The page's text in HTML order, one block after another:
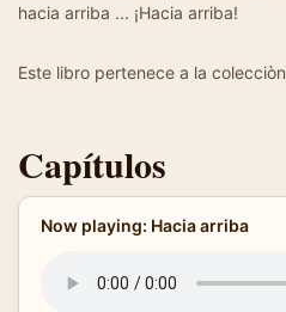
hacia arriba ... ¡Hacia arriba!
Este libro pertenece a la colecciòn
Capítulos
Now playing: Hacia arriba